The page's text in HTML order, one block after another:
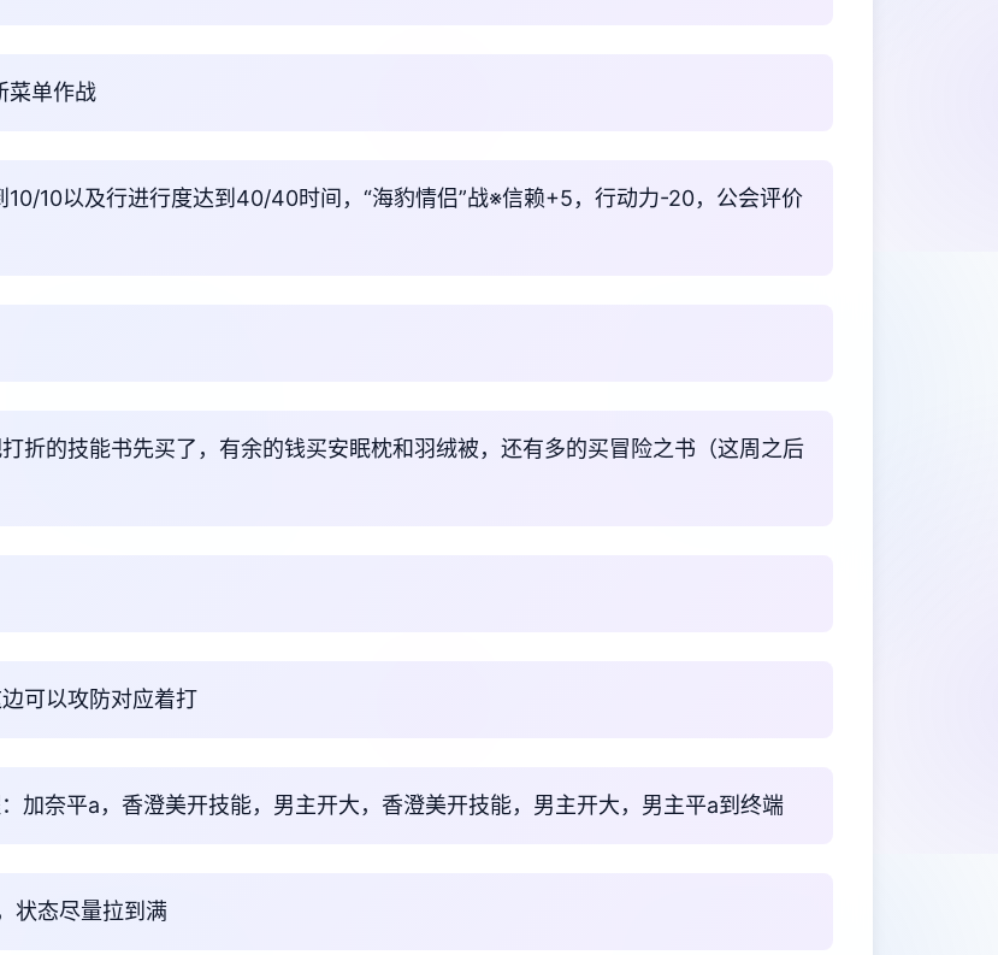
菜单作战
10以及行进行度达到40/40时间，“海豹情侣”战※信赖+5，行动力-20，公会评价
折的技能书先买了，有余的钱买安眠枕和羽绒被，还有多的买冒险之书（这周之后
可以攻防对应着打
加奈平a，香澄美开技能，男主开大，香澄美开技能，男主开大，男主平a到终端
状态尽量拉到满